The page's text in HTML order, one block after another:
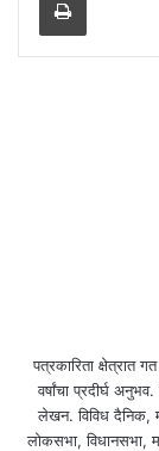
पत्रकारिता क्षेत्रात
वर्षांचा प्रदीर्घ
लेखन. विविध दैनिक,
लोकसभा, विधानसभा,